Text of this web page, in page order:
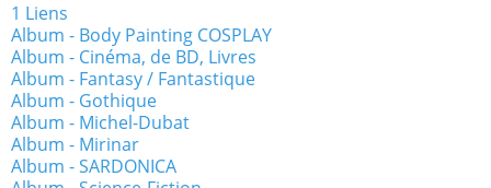
1 Liens
Album - Body Painting COSPLAY
Album - Cinéma, de BD, Livres
Album - Fantasy / Fantastique
Album - Gothique
Album - Michel-Dubat
Album - Mirinar
Album - SARDONICA